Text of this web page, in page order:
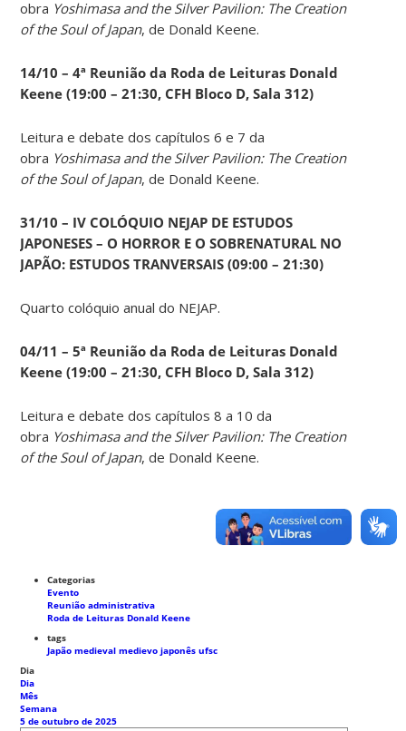
obra Yoshimasa and the Silver Pavilion: The Creation
of the Soul of Japan, de Donald Keene.
14/10 – 4ª Reunião da Roda de Leituras Donald
Keene (19:00 – 21:30, CFH Bloco D, Sala 312)
Leitura e debate dos capítulos 6 e 7 da
obra Yoshimasa and the Silver Pavilion: The Creation
of the Soul of Japan, de Donald Keene.
31/10 – IV COLÓQUIO NEJAP DE ESTUDOS
JAPONESES – O HORROR E O SOBRENATURAL NO
JAPÃO: ESTUDOS TRANVERSAIS (09:00 – 21:30)
Quarto colóquio anual do NEJAP.
04/11 – 5ª Reunião da Roda de Leituras Donald
Keene (19:00 – 21:30, CFH Bloco D, Sala 312)
Leitura e debate dos capítulos 8 a 10 da
obra Yoshimasa and the Silver Pavilion: The Creation
of the Soul of Japan, de Donald Keene.
Categorias
Evento
Reunião administrativa
Roda de Leituras Donald Keene
tags
Japão medievalmedievo japonêsufsc
Dia
Dia
Mês
Semana
5 de outubro de 2025